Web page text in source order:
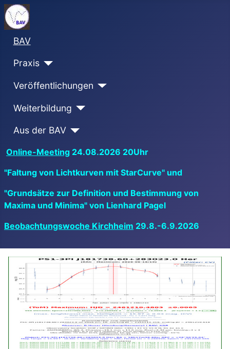
BAV
Praxis
Veröffentlichungen
Weiterbildung
Aus der BAV
Online-Meeting 24.08.2026 20Uhr
"Faltung von Lichtkurven mit StarCurve" und
"Grundsätze zur Definition und Bestimmung von
Maxima und Minima" von Lienhard Pagel
Beobachtungswoche Kirchheim 29.8.-6.9.2026